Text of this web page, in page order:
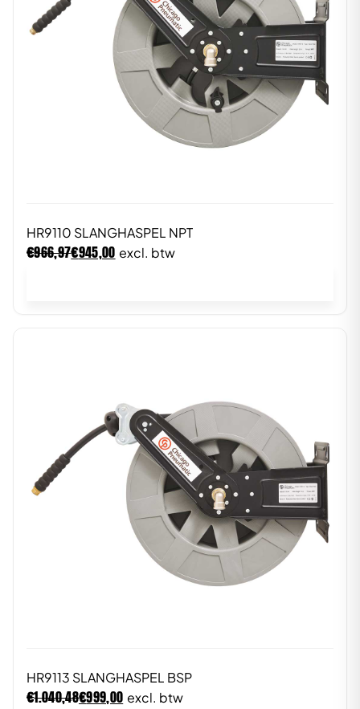
HR9110 SLANGHASPEL NPT
€966,97€945,00 excl. btw
HR9113 SLANGHASPEL BSP
€1.040,48€999,00 excl. btw